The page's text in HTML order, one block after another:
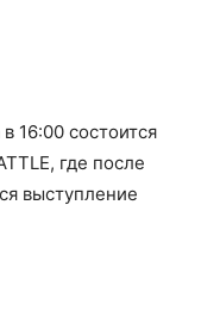
16:00 состоится
где после
выступление